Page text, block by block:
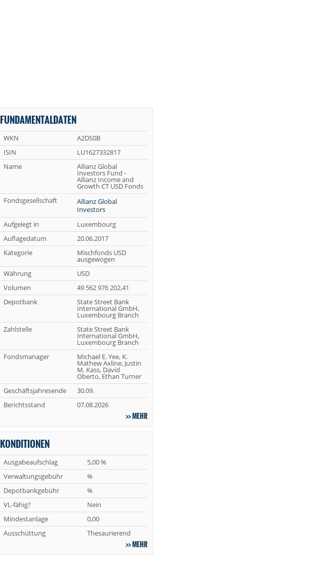
FUNDAMENTALDATEN
WKN
A2DS0B
ISIN
LU1627332817
Name
Allianz Global
Investors Fund -
Allianz Income and
Growth CT USD Fonds
Fondsgesellschaft
Allianz Global
Investors
Aufgelegt in
Luxembourg
Auflagedatum
20.06.2017
Kategorie
Mischfonds USD
ausgewogen
Währung
USD
Volumen
49 562 976 202,41
Depotbank
State Street Bank
International GmbH,
Luxembourg Branch
Zahlstelle
State Street Bank
International GmbH,
Luxembourg Branch
Fondsmanager
Michael E. Yee, K.
Mathew Axline, Justin
M. Kass, David
Oberto, Ethan Turner
Geschäftsjahresende
30.09.
Berichtsstand
07.08.2026
MEHR
KONDITIONEN
Ausgabeaufschlag
5,00 %
Verwaltungsgebühr
%
Depotbankgebühr
%
VL-fähig?
Nein
Mindestanlage
0,00
Ausschüttung
Thesaurierend
MEHR